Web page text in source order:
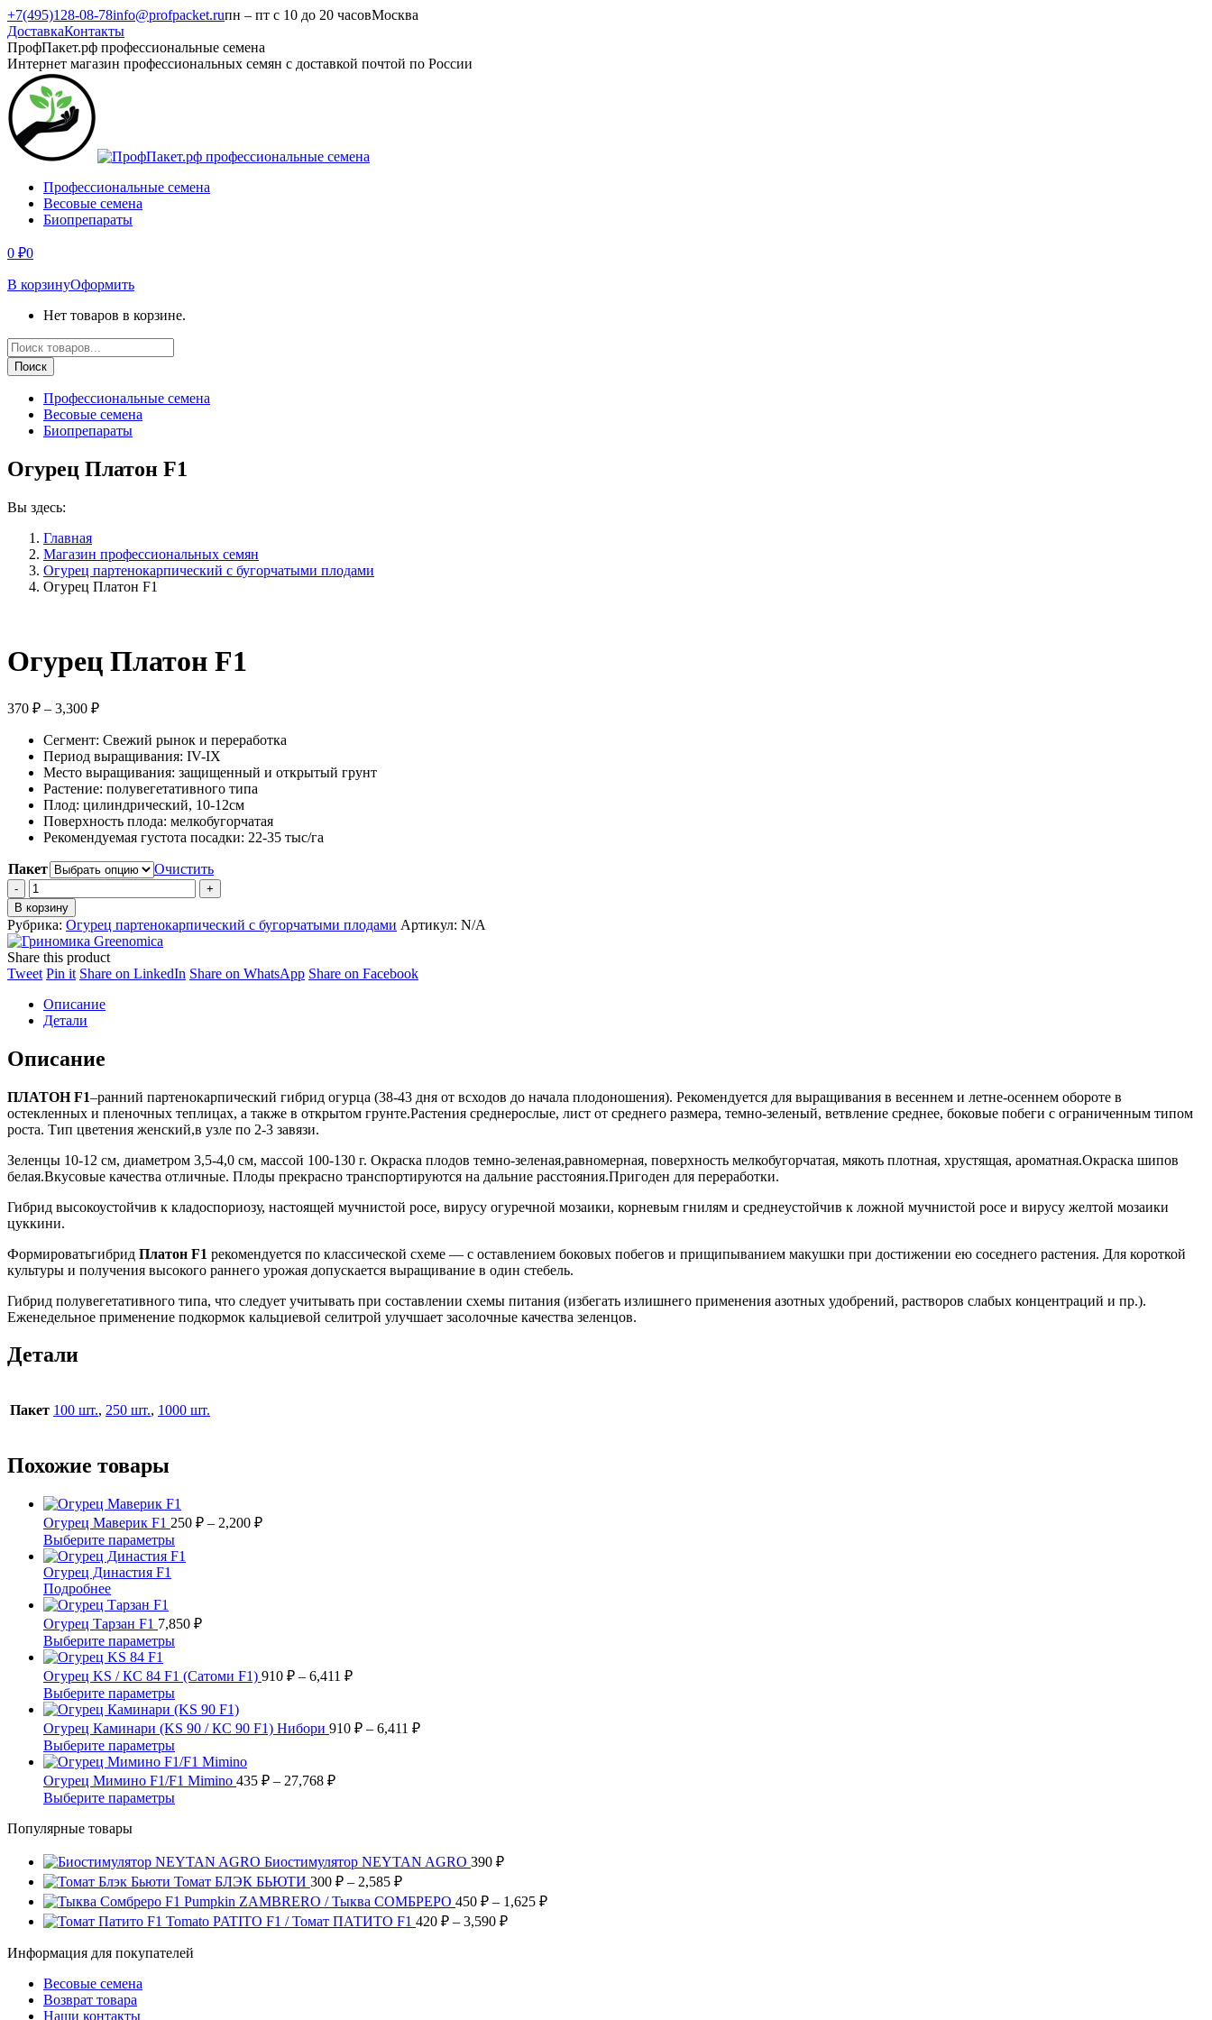
Перейти
к
содержанию
+7(495)128-08-78info@profpacket.ruпн – пт с 10 до 20 часовМосква
ДоставкаКонтакты
Facebook
page
opens
in
new
window
Одноклассники
page
opens
in
new
window
Instagram
page
opens
in
new
window
Вконтакте
page
opens
in
new
window
Viber
page
opens
in
new
window
Whatsapp
page
opens
in
new
window
ПрофПакет.рф профессиональные семена
Интернет магазин профессиональных семян с доставкой почтой по России
Профессиональные семена
Весовые семена
Биопрепараты
0 ₽0
В корзинуОформить
Нет товаров в корзине.
Поиск
товаров
Поиск
Профессиональные семена
Весовые семена
Биопрепараты
Огурец Платон F1
Вы здесь:
Главная
Магазин профессиональных семян
Огурец партенокарпический с бугорчатыми плодами
Огурец Платон F1
Огурец Платон F1
370 ₽ – 3,300 ₽Диапазон
370 ₽
–
3,300 ₽
Сегмент: Свежий рынок и переработка
Период выращивания: IV-IX
Место выращивания: защищенный и открытый грунт
Растение: полувегетативного типа
Плод: цилиндрический, 10-12см
Поверхность плода: мелкобугорчатая
Рекомендуемая густота посадки: 22-35 тыс/га
Пакет
Очистить
Огурец
Платон
F1
quantity
В корзину
Рубрика: Огурец партенокарпический с бугорчатыми плодами Артикул: N/A
Share this product
TweetShare
Twitter
Pin itShare
Pinterest
Share on LinkedIn Share
Share on WhatsAppShare
Share on FacebookShare
Описание
Детали
Описание
ПЛАТОН F1–ранний партенокарпический гибрид огурца (38-43 дня от всходов до начала плодоношения). Рекомендуется для выращивания в весеннем и летне-осеннем обороте в
остекленных и пленочных теплицах, а также в открытом грунте.Растения среднерослые, лист от среднего размера, темно-зеленый, ветвление среднее, боковые побеги с ограниченным типом
роста. Тип цветения женский,в узле по 2-3 завязи.
Зеленцы 10-12 см, диаметром 3,5-4,0 см, массой 100-130 г. Окраска плодов темно-зеленая,равномерная, поверхность мелкобугорчатая, мякоть плотная, хрустящая, ароматная.Окраска шипов
белая.Вкусовые качества отличные. Плоды прекрасно транспортируются на дальние расстояния.Пригоден для переработки.
Гибрид высокоустойчив к кладоспориозу, настоящей мучнистой росе, вирусу огуречной мозаики, корневым гнилям и среднеустойчив к ложной мучнистой росе и вирусу желтой мозаики
цуккини.
Формироватьгибрид Платон F1 рекомендуется по классической схеме — с оставлением боковых побегов и прищипыванием макушки при достижении ею соседнего растения. Для короткой
культуры и получения высокого раннего урожая допускается выращивание в один стебель.
Гибрид полувегетативного типа, что следует учитывать при составлении схемы питания (избегать излишнего применения азотных удобрений, растворов слабых концентраций и пр.).
Еженедельное применение подкормок кальциевой селитрой улучшает засолочные качества зеленцов.
Детали
Пакет 100 шт., 250 шт., 1000 шт.
Похожие товары
Огурец Маверик F1 250 ₽ – 2,200 ₽Диапазон
Выберите параметрыЭтот
товар
Опции
можно
выбрать
на
странице
товара.
Огурец Династия F1
Подробнее
Огурец Тарзан F1 7,850 ₽
Выберите параметрыЭтот
имеет
несколько
вариаций.
Опции
можно
выбрать
на
странице
товара.
Огурец KS / КС 84 F1 (Сатоми F1) 910 ₽ – 6,411 ₽Диапазон
–
Выберите параметрыЭтот
товар
имеет
несколько
вариаций.
Опции
можно
выбрать
товара.
Огурец Каминари (KS 90 / КС 90 F1) Нибори 910 ₽ – 6,411 ₽Диапазон
Выберите параметрыЭтот
товар
имеет
несколько
вариаций.
выбрать
на
странице
товара.
Огурец Мимино F1/F1 Mimino 435 ₽ – 27,768 ₽Диапазон
Выберите параметрыЭтот
вариаций.
Опции
можно
выбрать
на
товара.
Популярные товары
Биостимулятор NEYTAN AGRO 390 ₽
Томат БЛЭК БЬЮТИ 300 ₽ – 2,585 ₽Диапазон
цен:
300 ₽
–
Pumpkin ZAMBRERO / Тыква СОМБРЕРО 450 ₽ – 1,625 ₽Диапазон
Tomato PATITO F1 / Томат ПАТИТО F1 420 ₽ – 3,590 ₽Диапазон
Информация для покупателей
Весовые семена
Возврат товара
Наши контакты